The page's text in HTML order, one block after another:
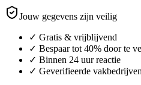
Jouw gegevens zijn veilig
✓ Gratis & vrijblijvend
✓ Bespaar tot 40% door te
✓ Binnen 24 uur reactie
✓ Geverifieerde vakbedrijven